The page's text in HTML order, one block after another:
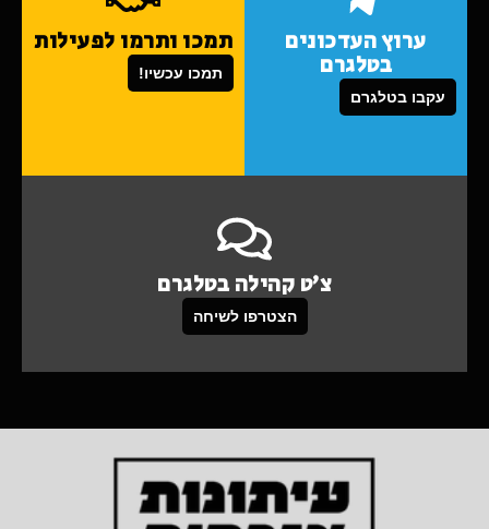
ערוץ העדכונים
בטלגרם
עקבו בטלגרם
תמכו ותרמו לפעילות
תמכו עכשיו!
צ'ט קהילה בטלגרם
הצטרפו לשיחה